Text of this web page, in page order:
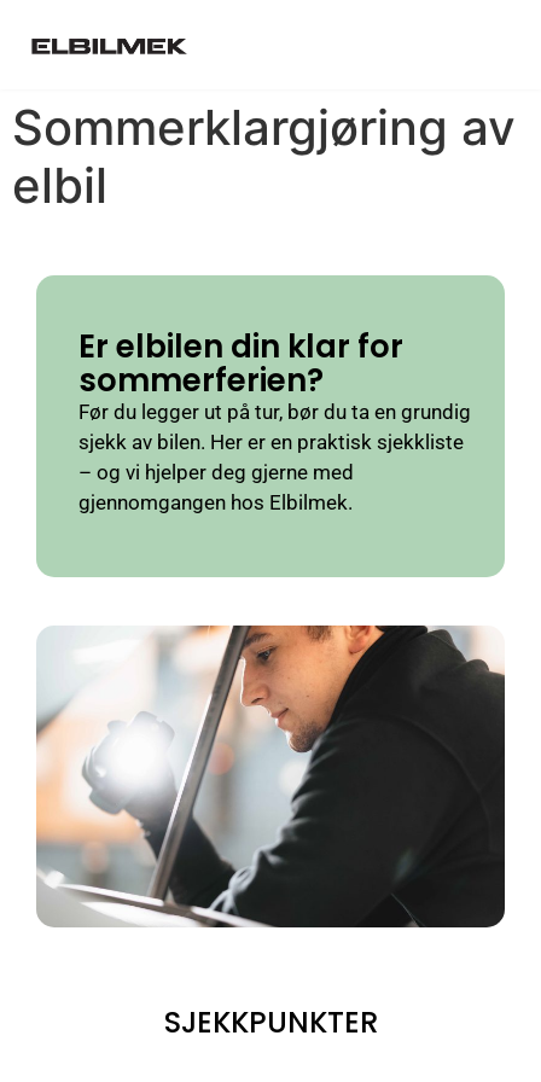
Sommerklargjøring av
elbil
Er elbilen din klar for
sommerferien?
Før du legger ut på tur, bør du ta en grundig
sjekk av bilen. Her er en praktisk sjekkliste
– og vi hjelper deg gjerne med
gjennomgangen hos Elbilmek.
SJEKKPUNKTER